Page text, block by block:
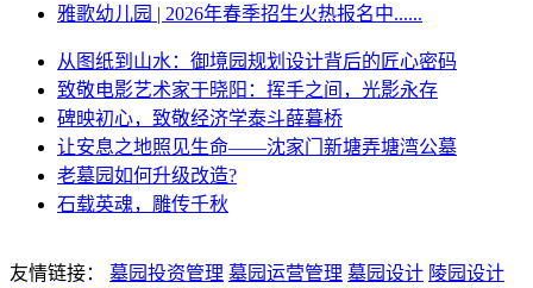
雅歌幼儿园 | 2026年春季招生火热报名中......
从图纸到山水：御境园规划设计背后的匠心密码
致敬电影艺术家于晓阳：挥手之间，光影永存
碑映初心，致敬经济学泰斗薛暮桥
让安息之地照见生命——沈家门新塘弄塘湾公墓
老墓园如何升级改造?
石载英魂，雕传千秋
友情链接： 墓园投资管理 墓园运营管理 墓园设计 陵园设计